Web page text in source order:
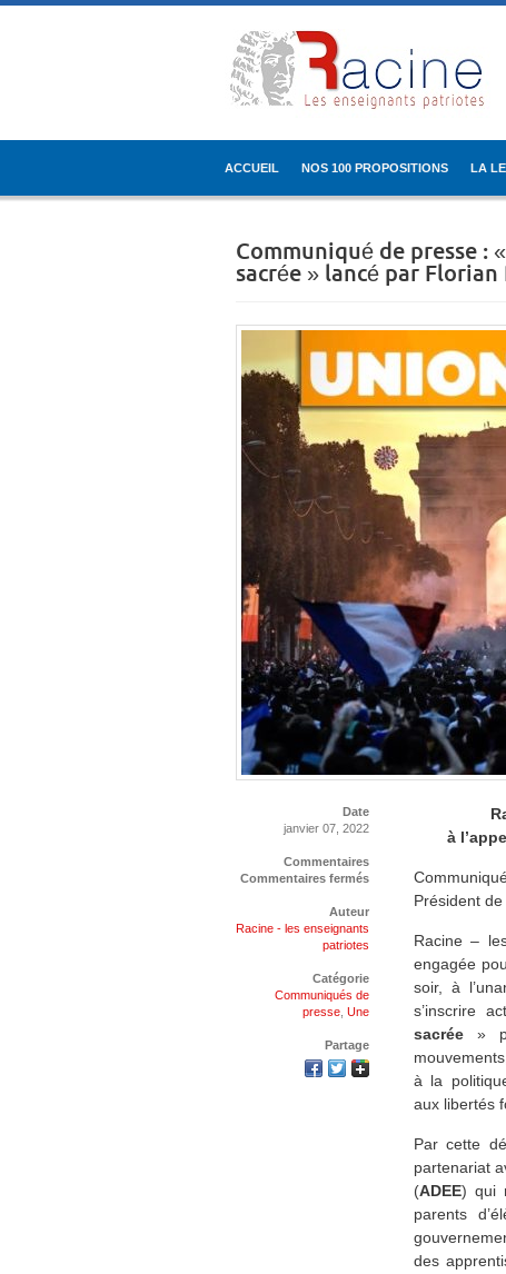
ACCUEIL NOS 100 PROPOSITIONS LA
Communiqué de presse :
sacrée » lancé par
Date
janvier 07, 2022
Commentaires
Commentaires fermés
Auteur
Racine - les enseignants
patriotes
Catégorie
Communiqués de
presse Une
Partage
à
Président
Racine –
engagée
soir, à
s’inscrire
sacrée »
à la
aux libertés
Par cette
partenariat
(ADEE) qui
parents
des